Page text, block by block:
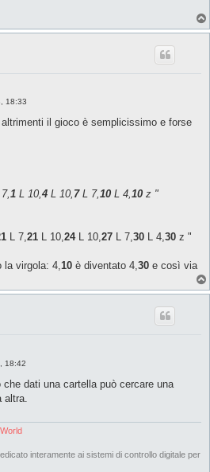
18:33
il gioco è semplicissimo e forse
1 L 10,4 L 10, 7L 7,10 L 4,10 z "
L 7,21 L 10,24L 10,27 L 7,30 L 4,30 z "
la virgola: 4,10 è diventato 4,30 e così via
18:42
dati una cartella può cercare una
interamente ai sistemi di controllo digitale per